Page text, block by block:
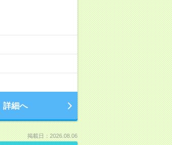
詳細へ
掲載日：2026.08.06